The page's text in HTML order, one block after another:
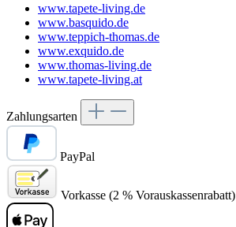
www.tapete-living.de
www.basquido.de
www.teppich-thomas.de
www.exquido.de
www.thomas-living.de
www.tapete-living.at
Zahlungsarten
PayPal
Vorkasse (2 % Vorauskassenrabatt)